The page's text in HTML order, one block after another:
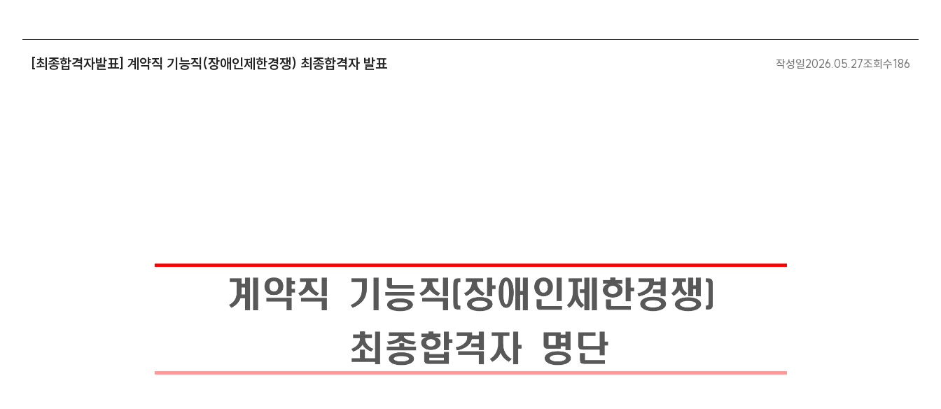
[최종합격자발표] 계약직 기능직(장애인제한경쟁) 최종합격자 발표 작성일2026.05.27조회수186